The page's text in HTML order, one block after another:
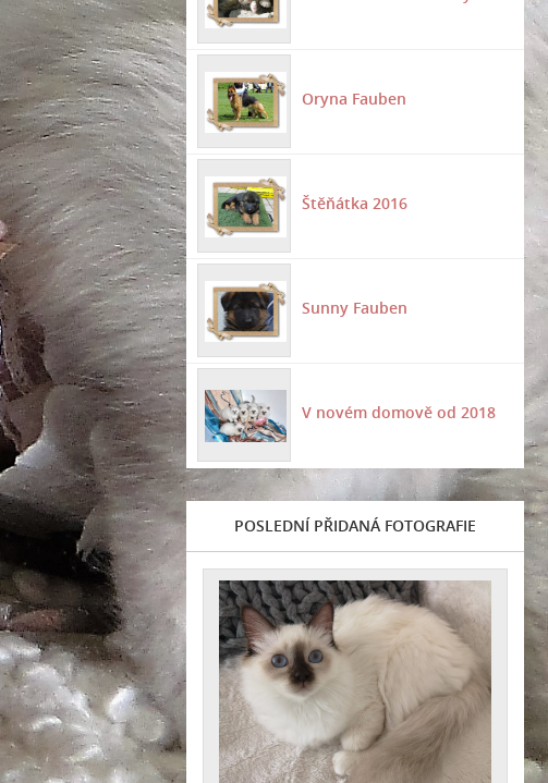
Oryna Fauben
Štěňátka 2016
Sunny Fauben
V novém domově od 2018
POSLEDNÍ PŘIDANÁ FOTOGRAFIE